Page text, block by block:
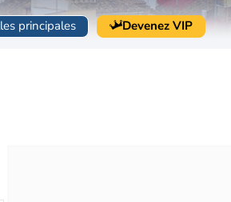
principales Devenez VIP